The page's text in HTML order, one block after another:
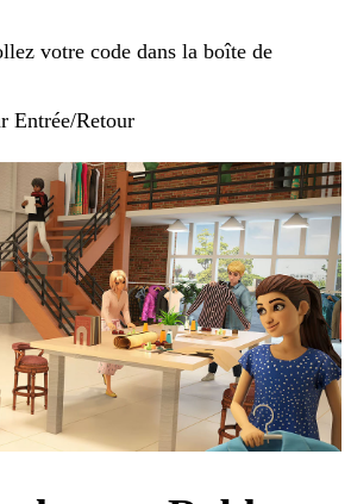
votre code dans la boîte de
Entrée/Retour